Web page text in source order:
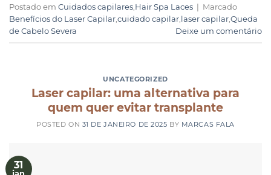
Postado em Cuidados capilares Hair Spa Laces
Marcado
Benefícios do Laser Capilar cuidado capilar laser capilar Queda
de Cabelo Severa
Deixe um comentário
UNCATEGORIZED
Laser capilar: uma alternativa para
quem quer evitar transplante
POSTED ON 31 DE JANEIRO DE 2025 BY MARCAS FALA
31